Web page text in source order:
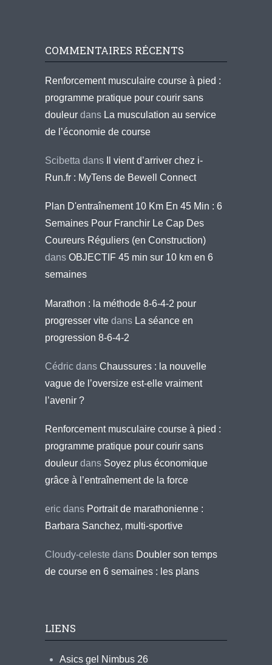
COMMENTAIRES RÉCENTS
Renforcement musculaire course à pied :
programme pratique pour courir sans
douleur dans La musculation au service
de l’économie de course
Scibetta dans
Il vient d’arriver chez i-
Run.fr : MyTens de Bewell Connect
Plan D'entraînement 10 Km En 45 Min : 6
Semaines Pour Franchir Le Cap Des
Coureurs Réguliers (en Construction)
dans OBJECTIF 45 min sur 10 km en 6
semaines
Marathon : la méthode 8-6-4-2 pour
progresser vite dans La séance en
progression 8-6-4-2
Cédric dans Chaussures : la nouvelle
vague de l’oversize est-elle vraiment
l’avenir ?
Renforcement musculaire course à pied :
programme pratique pour courir sans
douleur dans Soyez plus économique
grâce à l’entraînement de la force
eric dans Portrait de marathonienne :
Barbara Sanchez, multi-sportive
Cloudy-celeste dans Doubler son temps
de course en 6 semaines : les plans
LIENS
Asics gel Nimbus 26